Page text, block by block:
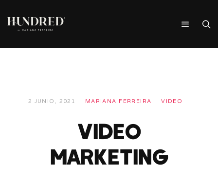
2 JUNIO, 2021 MARIANA FERREIRA VIDEO
VIDEO
MARKETING